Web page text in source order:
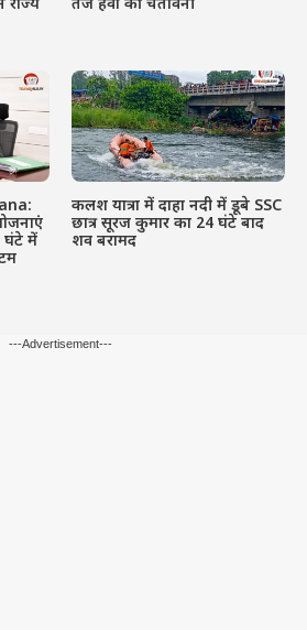
राज्य
तेज हवा की चेतावनी
घंटे में
कलश यात्रा में दाहा नदी में डूबे SSC
छात्र सूरज कुमार का 24 घंटे बाद
शव बरामद
---Advertisement---